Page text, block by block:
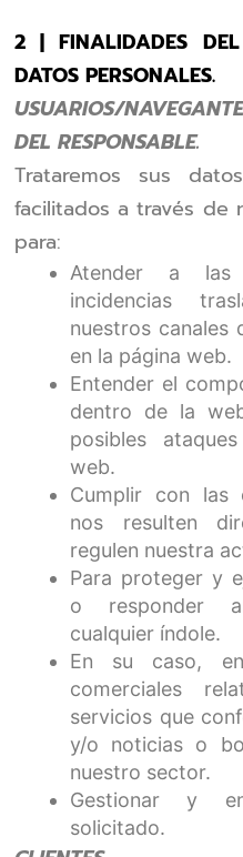
2 | FINALIDADES
DATOS PERSONALES.
USUARIOS/
DEL RESPONSABLE.
Trataremos sus
facilitados a través de
para:
Atender a las
incidencias
nuestros canales
en la página web.
Entender el
dentro de la
posibles
web.
Cumplir con las
nos resulten
regulen nuestra
Para proteger y
o responder
cualquier índole.
En su caso,
comerciales
servicios que
y/o noticias o
nuestro sector.
Gestionar y
solicitado.